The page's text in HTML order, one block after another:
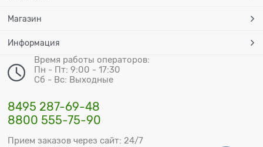
Магазин
Информация
Время работы операторов:
Пн - Пт: 9:00 - 17:30
Сб - Вс: Выходные
8495 287-69-48
8800 555-75-90
Прием заказов через сайт: 24/7